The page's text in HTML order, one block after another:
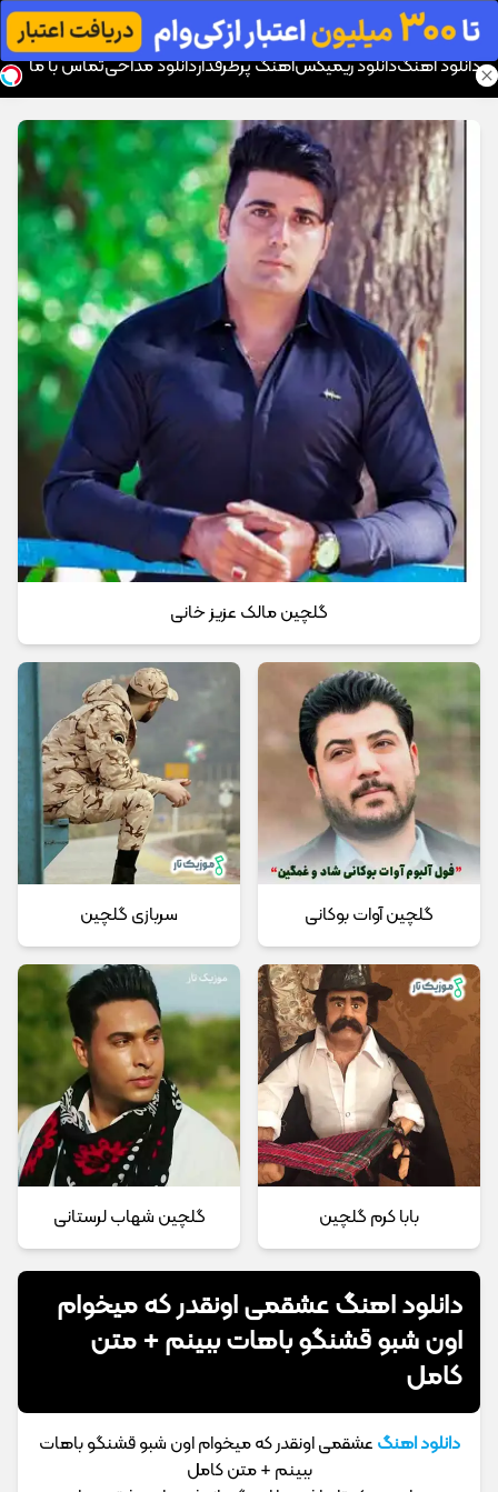
موزیک تار
دانلود آهنگدانلود ریمیکسآهنگ پرطرفداردانلود مداحیتماس با ما
گلچین مالک عزیز خانی
گلچین آوات بوکانی سربازی گلچین
بابا کرم گلچین گلچین شهاب لرستانی
دانلود اهنگ عشقمی اونقدر که میخوام
اون شبو قشنگو باهات ببینم + متن
کامل
دانلود اهنگ عشقمی اونقدر که میخوام اون شبو قشنگو باهات
ببینم + متن کامل